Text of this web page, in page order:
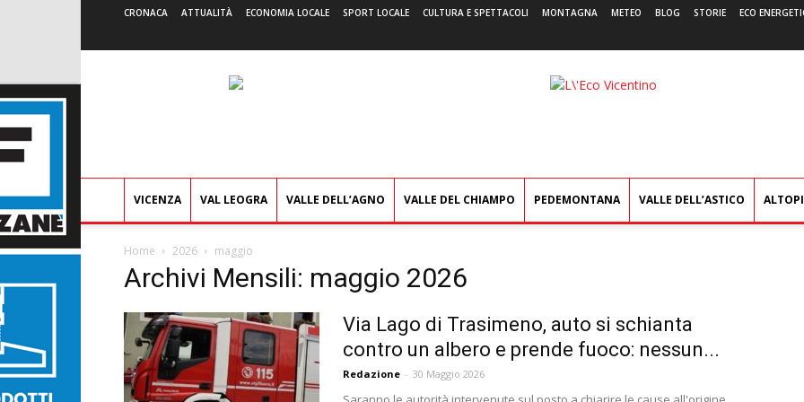
CRONACA ATTUALITÀ ECONOMIA LOCALE SPORT LOCALE CULTURA E SPETTACOLI MONTAGNA METEO BLOG STORIE ECO
L'Eco
VICENZA VAL LEOGRA VALLE DELL’AGNO VALLE DEL CHIAMPO PEDEMONTANA VALLE DELL’ASTICO
Home 2026 maggio
Archivi Mensili: maggio 2026
Via Lago di Trasimeno, auto si schianta
contro un albero e prende fuoco: nessun...
Redazione - 30 Maggio 2026